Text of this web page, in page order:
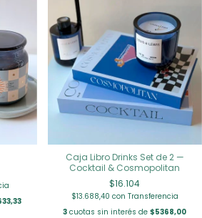
Caja Libro Drinks Set de 2 —
Cocktail & Cosmopolitan
$16.104
$13.688,40 con Transferencia
3 cuotas sin interés de$5368,00